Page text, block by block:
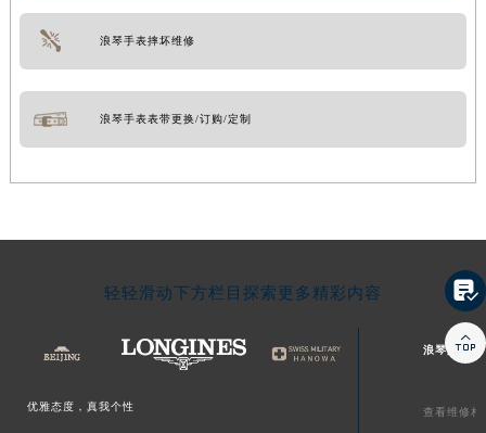
浪琴手表摔坏维修
浪琴手表表带更换/订购/定制
轻轻滑动下方栏目探索更多精彩内容
优雅态度，真我个性
浪琴文章库
查看维修相

